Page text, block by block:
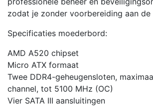
zodat je zonder voorbereiding aan de
Specificaties moederbord:
AMD A520 chipset
Micro ATX formaat
Twee DDR4-geheugensloten,
channel, tot 5100 MHz (OC)
Vier SATA III aansluitingen